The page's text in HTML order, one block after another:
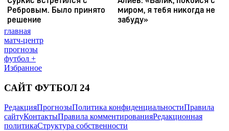
главная
матч-центр
прогнозы
футбол +
Избранное
САЙТ ФУТБОЛ 24
РедакцияПрогнозыПолитика конфиденциальностиПравила
сайтуКонтактыПравила комментированияРедакционная
политикаСтруктура собственности